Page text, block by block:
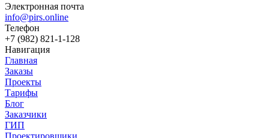
Электронная почта
info@pirs.online
Телефон
+7 (982) 821-1-128
Навигация
Главная
Заказы
Проекты
Тарифы
Блог
Заказчики
ГИП
Проектировщики